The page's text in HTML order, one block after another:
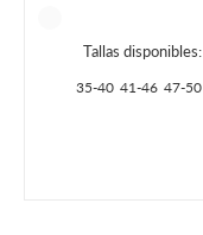
Tallas disponibles:
35-40 41-46 47-50